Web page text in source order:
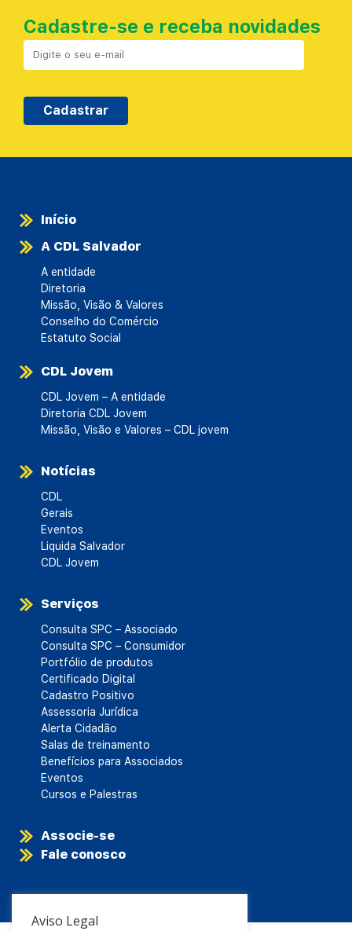
Cadastre-se e receba novidades
Cadastrar
Início
A CDL Salvador
A entidade
Diretoria
Missão, Visão & Valores
Conselho do Comércio
Estatuto Social
CDL Jovem
CDL Jovem – A entidade
Diretoria CDL Jovem
Missão, Visão e Valores – CDL jovem
Notícias
CDL
Gerais
Eventos
Liquida Salvador
CDL Jovem
Serviços
Consulta SPC – Associado
Consulta SPC – Consumidor
Portfólio de produtos
Certificado Digital
Cadastro Positivo
Assessoria Jurídica
Alerta Cidadão
Salas de treinamento
Benefícios para Associados
Eventos
Cursos e Palestras
Associe-se
Fale conosco
Aviso Legal